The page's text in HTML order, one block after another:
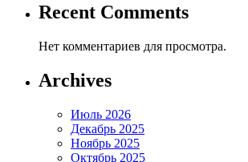
Recent Comments
Нет комментариев для просмотра.
Archives
Июль 2026
Декабрь 2025
Ноябрь 2025
Октябрь 2025